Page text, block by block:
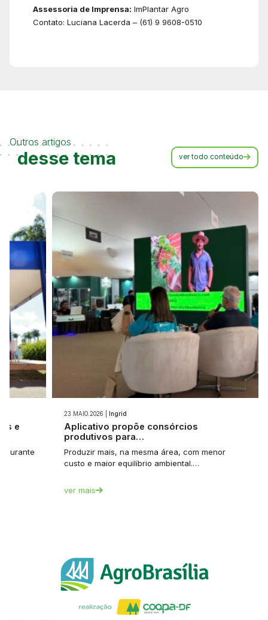
Assessoria de Imprensa: ImPlantar Agro
Contato: Luciana Lacerda – (61) 9 9608-0510
Outros artigos
desse tema ver todo conteúdo
e
durante
23.MAIO.2026 | Ingrid
Aplicativo propõe consórcios
produtivos para…
Produzir mais, na mesma área, com menor
custo e maior equilíbrio ambiental.…
ver mais